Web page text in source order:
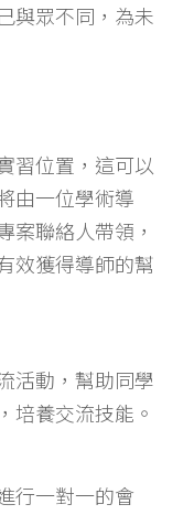
與眾不同，為未
習位置，這可以
由一位學術導
案聯絡人帶領，
效獲得導師的幫
活動，幫助同學
培養交流技能。
行一對一的會